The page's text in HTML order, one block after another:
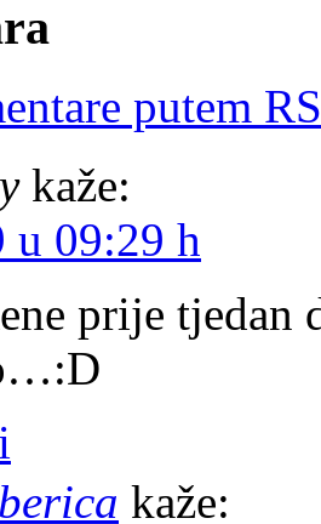
putem
kaže:
u 09:29 h
prije tjedan
kaže: